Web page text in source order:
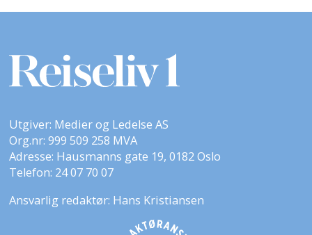
Utgiver: Medier og Ledelse AS
Org.nr: 999 509 258 MVA
Adresse: Hausmanns gate 19, 0182 Oslo
Telefon: 24 07 70 07
Ansvarlig redaktør: Hans Kristiansen